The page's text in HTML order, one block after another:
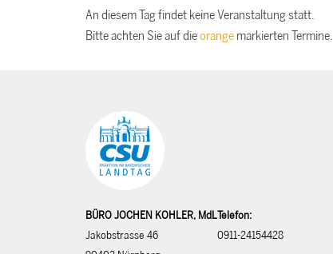
An diesem Tag findet keine Veranstaltung statt.
Bitte achten Sie auf dieorange markierten Termine.
BÜRO JOCHEN KOHLER, MdL
Jakobstrasse 46
Telefon:
0911-24154428